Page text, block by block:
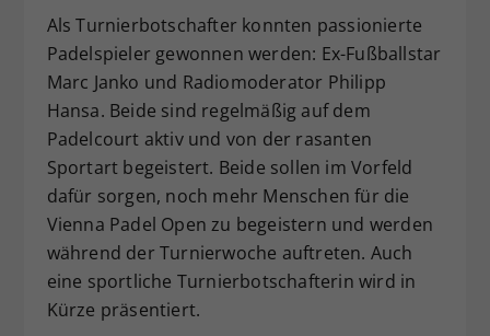
Als Turnierbotschafter konnten passionierte
Padelspieler gewonnen werden: Ex-Fußballstar
Marc Janko und Radiomoderator Philipp
Hansa. Beide sind regelmäßig auf dem
Padelcourt aktiv und von der rasanten
Sportart begeistert. Beide sollen im Vorfeld
dafür sorgen, noch mehr Menschen für die
Vienna Padel Open zu begeistern und werden
während der Turnierwoche auftreten. Auch
eine sportliche Turnierbotschafterin wird in
Kürze präsentiert.